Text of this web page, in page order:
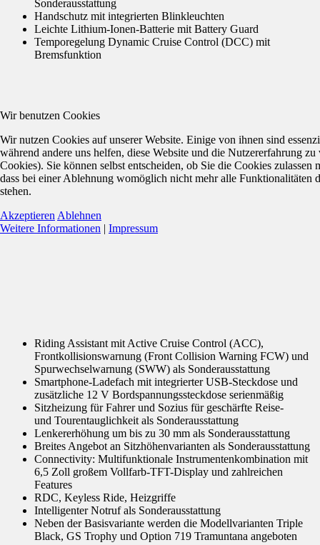
Sonderausstattung
Handschutz mit integrierten Blinkleuchten
Leichte Lithium-Ionen-Batterie mit Battery Guard
Temporegelung Dynamic Cruise Control (DCC) mit
Bremsfunktion
Riding Assistant mit Active Cruise Control (ACC),
Frontkollisionswarnung (Front Collision Warning FCW) und
Spurwechselwarnung (SWW) als Sonderausstattung
Smartphone-Ladefach mit integrierter USB-Steckdose und
zusätzliche 12 V Bordspannungssteckdose serienmäßig
Sitzheizung für Fahrer und Sozius für geschärfte Reise-
und Tourentauglichkeit als Sonderausstattung
Lenkererhöhung um bis zu 30 mm als Sonderausstattung
Breites Angebot an Sitzhöhenvarianten als Sonderausstattung
Connectivity: Multifunktionale Instrumentenkombination mit
6,5 Zoll großem Vollfarb-TFT-Display und zahlreichen
Features
RDC, Keyless Ride, Heizgriffe
Intelligenter Notruf als Sonderausstattung
Neben der Basisvariante werden die Modellvarianten Triple
Black, GS Trophy und Option 719 Tramuntana angeboten
Wir benutzen Cookies
Wir nutzen Cookies auf unserer Website. Einige von ihnen sind
während andere uns helfen, diese Website und die Nutzererfahrung zu
Cookies). Sie können selbst entscheiden, ob Sie die Cookies zulassen
dass bei einer Ablehnung womöglich nicht mehr alle Funktionalitäten
stehen.
Akzeptieren Ablehnen
Weitere Informationen | Impressum